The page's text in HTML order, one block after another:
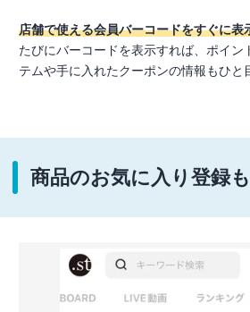
店舗で使える会員バーコードをすぐに表
たびにバーコードを表示すれば、ポイン
テムや手に入れたクーポンの情報もひと
商品のお気に入り登録